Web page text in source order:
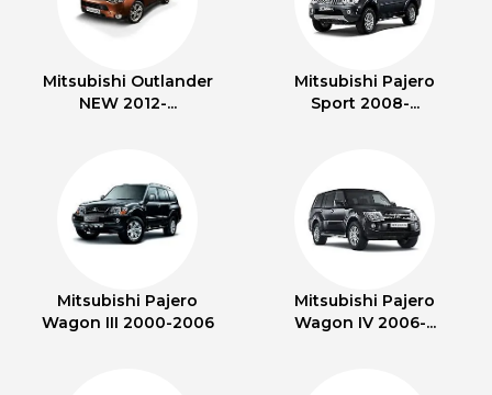
Mitsubishi Outlander
NEW 2012-...
Mitsubishi Pajero
Sport 2008-...
Mitsubishi Pajero
Wagon III 2000-2006
Mitsubishi Pajero
Wagon IV 2006-...